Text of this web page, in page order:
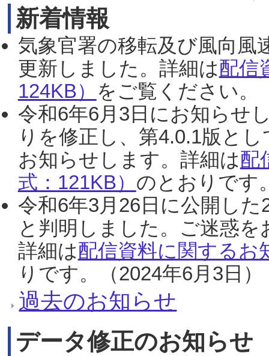
新着情報
気象官署の移転及び風向風
更新しました。詳細は配信
124KB） をご覧ください。
令和6年6月3日にお知らせ
りを修正し、第4.0.1版と
お知らせします。詳細は配
式：121KB） のとおりです
令和6年3月26日に公開し
と判明しました。ご迷惑
詳細は配信資料に関するお
りです。（2024年6月3日）
過去のお知らせ
データ修正のお知らせ